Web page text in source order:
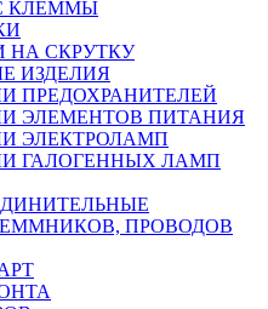
КЛЕММЫ
НА СКРУТКУ
ИЗДЕЛИЯ
ПРЕДОХРАНИТЕЛЕЙ
ЭЛЕМЕНТОВ ПИТАНИЯ
ЭЛЕКТРОЛАМП
ГАЛОГЕННЫХ ЛАМП
ПРОВОДОВ